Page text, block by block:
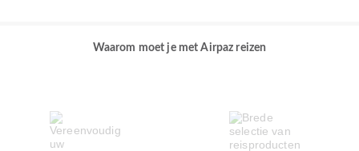
Waarom moet je met Airpaz reizen